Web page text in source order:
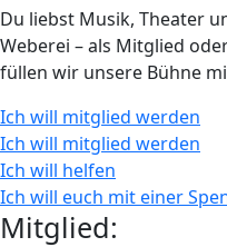
Du liebst Musik, Theater
Weberei – als Mitglied
füllen wir unsere Bühne
Ich will mitglied werden
Ich will mitglied werden
Ich will helfen
Ich will euch mit einer
Mitglied: